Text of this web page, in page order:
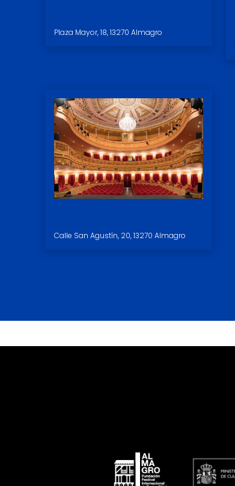
Plaza Mayor, 18, 13270 Almagro
Calle San Agustín, 20, 13270 Almagro